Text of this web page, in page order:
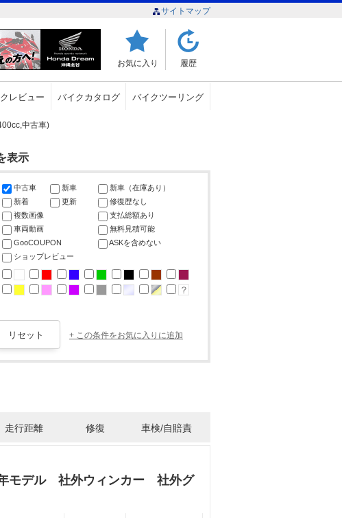
サイトマップ
お気に入り 履歴
レビュー バイクカタログ バイクツーリング
中古車)
表示
中古車 新車
新車（在庫あり）
新着
更新
修復歴なし
複数画像
支払総額あり
車両動画
無料見積可能
GooCOUPON
ASKを含めない
ショップレビュー
+ この条件をお気に入りに追加
走行距離 修復 車検/自賠責
モデル 社外ウィンカー 社外グ